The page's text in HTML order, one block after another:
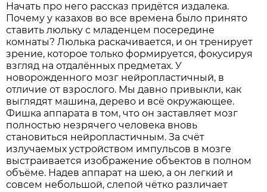
Начать про него рассказ придётся издалека.
Почему у казахов во все времена было принято
ставить люльку с младенцем посередине
комнаты? Люлька раскачивается, и он тренирует
зрение, которое только формируется, фокусируя
взгляд на отдалённых предметах. У
новорожденного мозг нейропластичный, в
отличие от взрослого. Мы давно привыкли, как
выглядят машина, дерево и всё окружающее.
Фишка аппарата в том, что он заставляет мозг
полностью незрячего человека вновь
становиться нейропластичным. За счёт
излучаемых устройством импульсов в мозге
выстраивается изображение объектов в полном
объёме. Надев аппарат на шею, а он легкий и
совсем небольшой, слепой чётко различает